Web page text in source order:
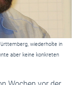
wiederholte in
aber keine konkreten